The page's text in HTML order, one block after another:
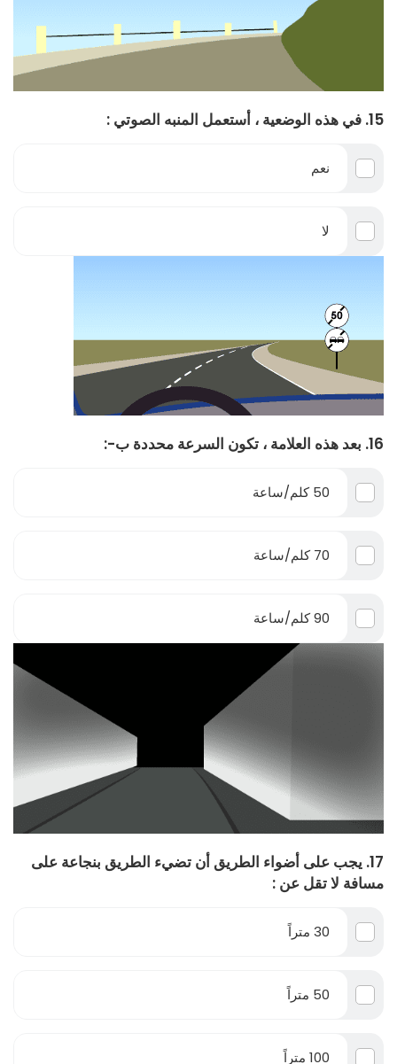
15. في هذه الوضعية ، أستعمل المنبه الصوتي :
نعم
لا
16. بعد هذه العلامة ، تكون السرعة محددة ب-:
50 كلم/ساعة
70 كلم/ساعة
90 كلم/ساعة
17. يجب على أضواء الطريق أن تضيء الطريق بنجاعة على
مسافة لا تقل عن :
30 متراً
50 متراً
100 متراً